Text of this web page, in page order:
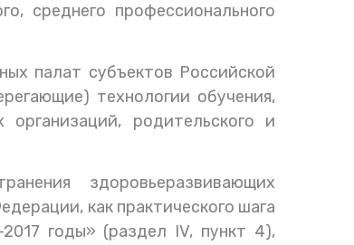
среднего профессионального
палат субъектов Российской
технологии обучения,
родительского и
здоровьеразвивающих
как практического шага
годы» (раздел IV, пункт 4),